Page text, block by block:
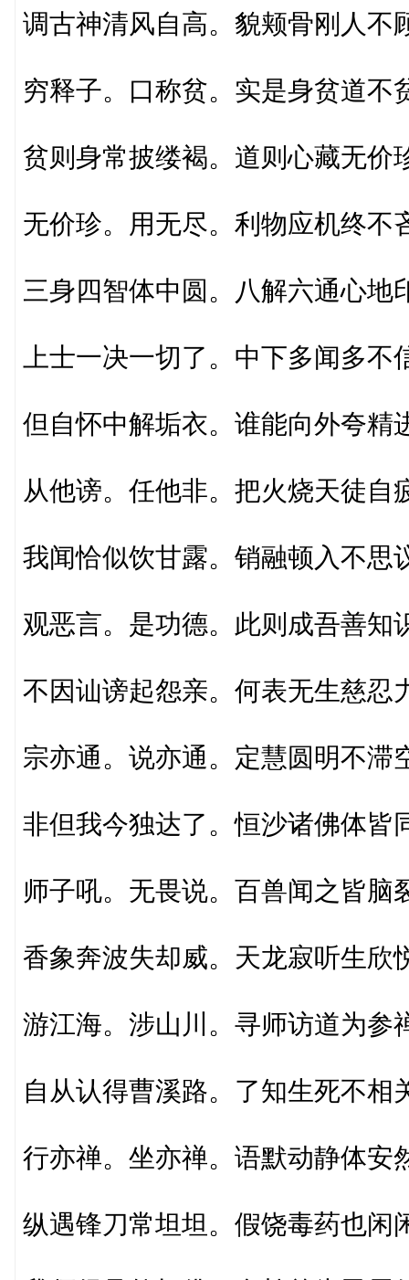
调古神清风自高。貌颊骨刚人不
穷释子。口称贫。实是身贫道不
贫则身常披缕褐。道则心藏无价
无价珍。用无尽。利物应机终不
三身四智体中圆。八解六通心地
上士一决一切了。中下多闻多不
但自怀中解垢衣。谁能向外夸精
从他谤。任他非。把火烧天徒自
我闻恰似饮甘露。销融顿入不思
观恶言。是功德。此则成吾善知
不因讪谤起怨亲。何表无生慈忍
宗亦通。说亦通。定慧圆明不滞
非但我今独达了。恒沙诸佛体皆
师子吼。无畏说。百兽闻之皆脑
香象奔波失却威。天龙寂听生欣
游江海。涉山川。寻师访道为参
自从认得曹溪路。了知生死不相
行亦禅。坐亦禅。语默动静体安
纵遇锋刀常坦坦。假饶毒药也闲